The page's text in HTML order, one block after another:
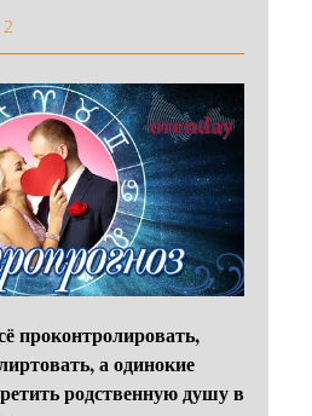
2
проконтролировать,
а одинокие
родственную душу в